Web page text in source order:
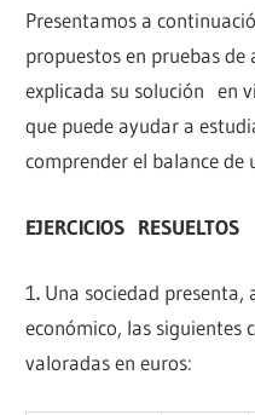
Presentamos a
propuestos en pruebas de
explicada su solución en
que puede ayudar a
comprender el balance de
EJERCICIOS RESUELTOS
1. Una sociedad presenta,
económico, las siguientes
valoradas en euros: